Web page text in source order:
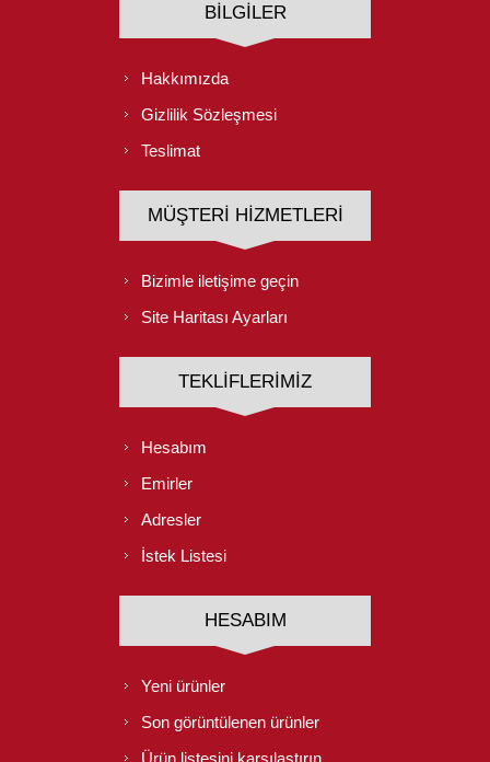
BILGILER
Hakkımızda
Gizlilik Sözleşmesi
Teslimat
MÜŞTERI HIZMETLERI
Bizimle iletişime geçin
Site Haritası Ayarları
TEKLIFLERIMIZ
Hesabım
Emirler
Adresler
İstek Listesi
HESABIM
Yeni ürünler
Son görüntülenen ürünler
Ürün listesini karşılaştırın